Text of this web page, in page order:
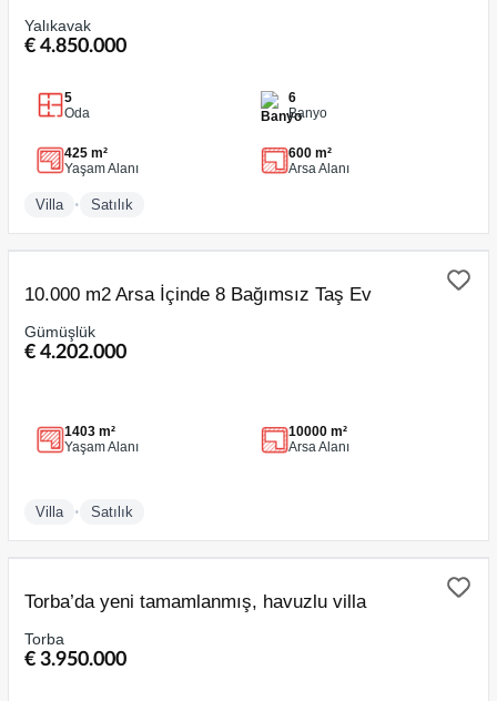
Yalıkavak
€ 4.850.000
5
Oda
6
Banyo
425 m²
Yaşam Alanı
600 m²
Arsa Alanı
Villa • Satılık
10.000 m2 Arsa İçinde 8 Bağımsız Taş Ev
Gümüşlük
€ 4.202.000
1403 m²
Yaşam Alanı
10000 m²
Arsa Alanı
Villa • Satılık
Torba’da yeni tamamlanmış, havuzlu villa
Torba
€ 3.950.000